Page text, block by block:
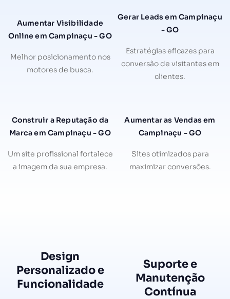
Aumentar Visibilidade
Online em Campinaçu - GO
Melhor posicionamento nos
motores de busca.
Gerar Leads em Campinaçu
- GO
Estratégias eficazes para
conversão de visitantes em
clientes.
Construir a Reputação da
Marca em Campinaçu - GO
Um site profissional fortalece
a imagem da sua empresa.
Aumentar as Vendas em
Campinaçu - GO
Sites otimizados para
maximizar conversões.
Design
Personalizado e
Funcionalidade
Suporte e
Manutenção
Contínua